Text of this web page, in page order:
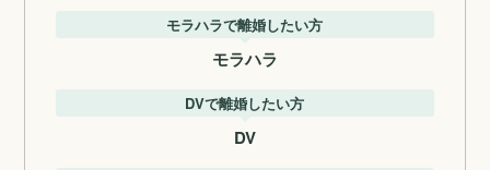
モラハラで離婚したい方
モラハラ
DVで離婚したい方
DV